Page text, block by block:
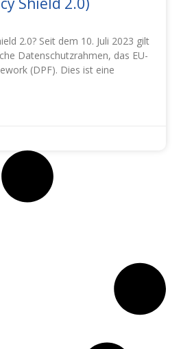
2.0? Seit dem 10. Juli 2023 gilt
Datenschutzrahmen, das EU-
(DPF). Dies ist eine